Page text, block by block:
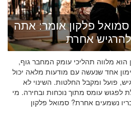
פלקון אומר: אתה
אחרת
מלווה תהליכי עומק המחבר גוף,
אחד שנעשה עם מודעות מלאה יכול
פועל ומקבל החלטות. השינוי לא
לפגוש עומס מתוך נוכחות ובחירה. מי